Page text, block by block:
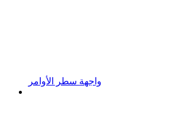
واجهة سطر الأوامر